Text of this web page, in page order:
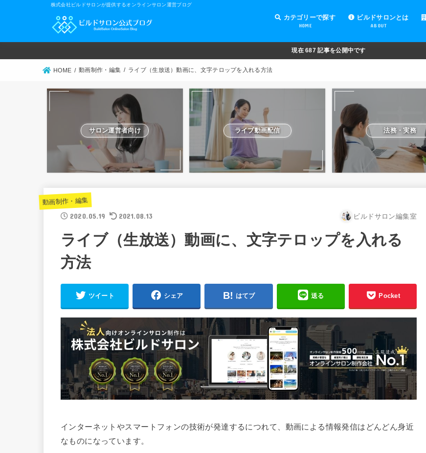
株式会社ビルドサロンが提供するオンラインサロン運営ブログ
カテゴリーで探す
HOME
オンラインサロンの運営
オンラインサロンの集客
オンラインサロンの紹介
オンラインサロンの活用
法務・実務
ライブ動画配信
動画制作・編集
セキュリティ対策
Facebook運営
会費設定
オンラインサロンの開設準備
道具・機材紹介と解説
NFT
ビルドサロンとは
ABOUT
現在687 記事を公開中です
HOME 動画制作・編集 ライブ（生放送）動画に、文字テロップを入れる方法
サロン運営者向け ライブ動画配信 法務・実務
動画制作・編集
2020.05.19 2021.08.13 ビルドサロン編集室
ライブ（生放送）動画に、文字テロップを入れる
方法
ツイート シェア はてブ 送る Pocket
インターネットやスマートフォンの技術が発達するにつれて、動画による情報発信はどんどん身近
なものになっています。